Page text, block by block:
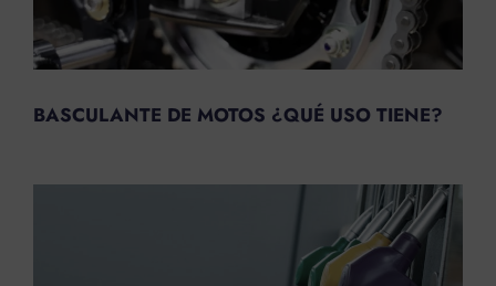
BASCULANTE DE MOTOS ¿QUÉ USO TIENE?